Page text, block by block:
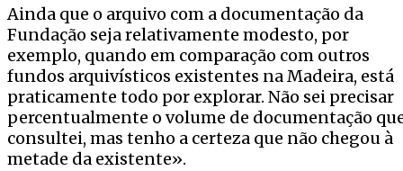
Ainda que o arquivo com a documentação da
Fundação seja relativamente modesto, por
exemplo, quando em comparação com outros
fundos arquivísticos existentes na Madeira, está
praticamente todo por explorar. Não sei precisar
percentualmente o volume de documentação
consultei, mas tenho a certeza que não chegou à
metade da existente».